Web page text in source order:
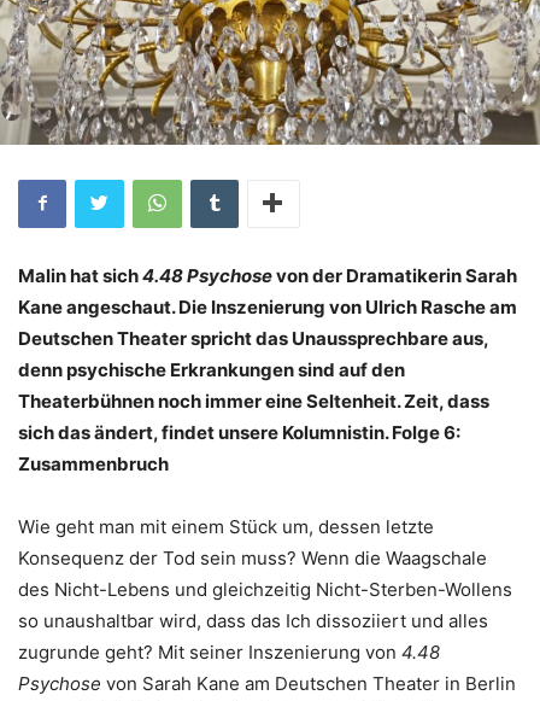
Malin hat sich4.48 Psychosevon der Dramatikerin Sarah
Kane angeschaut. Die Inszenierung von Ulrich Rasche am
Deutschen Theater spricht das Unaussprechbare aus,
denn psychische Erkrankungen sind auf den
Theaterbühnen noch immer eine Seltenheit. Zeit, dass
sich das ändert, findet unsere Kolumnistin.Folge 6:
Zusammenbruch
Wie geht man mit einem Stück um, dessen letzte
Konsequenz der Tod sein muss? Wenn die Waagschale
des Nicht-Lebens und gleichzeitig Nicht-Sterben-Wollens
so unaushaltbar wird, dass das Ich dissoziiert und alles
zugrunde geht? Mit seiner Inszenierung von 4.48
Psychose von Sarah Kane am Deutschen Theater in Berlin